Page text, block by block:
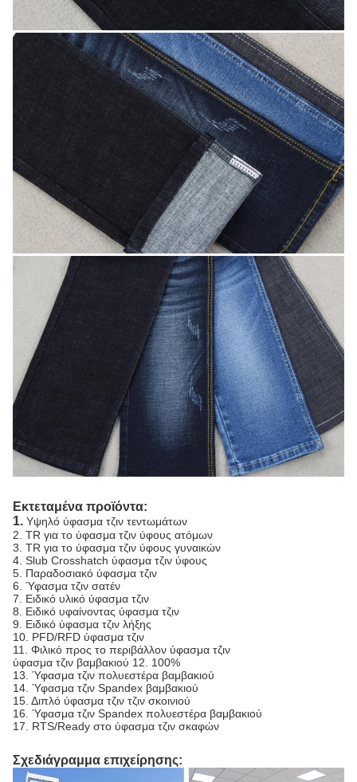
Εκτεταμένα προϊόντα:
1. Υψηλό ύφασμα τζιν τεντωμάτων
2. TR για το ύφασμα τζιν ύφους ατόμων
3. TR για το ύφασμα τζιν ύφους γυναικών
4. Slub Crosshatch ύφασμα τζιν ύφους
5. Παραδοσιακό ύφασμα τζιν
6. Ύφασμα τζιν σατέν
7. Ειδικό υλικό ύφασμα τζιν
8. Ειδικό υφαίνοντας ύφασμα τζιν
9. Ειδικό ύφασμα τζιν λήξης
10. PFD/RFD ύφασμα τζιν
11. Φιλικό προς το περιβάλλον ύφασμα τζιν
ύφασμα τζιν βαμβακιού 12. 100%
13. Ύφασμα τζιν πολυεστέρα βαμβακιού
14. Ύφασμα τζιν Spandex βαμβακιού
15. Διπλό ύφασμα τζιν τζιν σκοινιού
16. Ύφασμα τζιν Spandex πολυεστέρα βαμβακιού
17. RTS/Ready στο ύφασμα τζιν σκαφών
Σχεδιάγραμμα επιχείρησης: